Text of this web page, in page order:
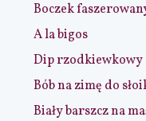
Boczek
A la bigos
Dip rzodkiewkowy
Bób na zimę do
Biały barszcz na